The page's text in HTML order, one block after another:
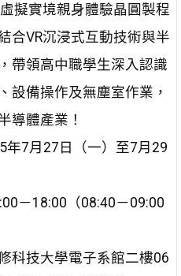
擬實境親身體驗晶圓製程
合VR沉浸式互動技術與半
帶領高中職學生深入認識
設備操作及無塵室作業，
導體產業！
年7月27日（一）至7月29
－18:00（08:40－09:00
科技大學電子系館二樓06